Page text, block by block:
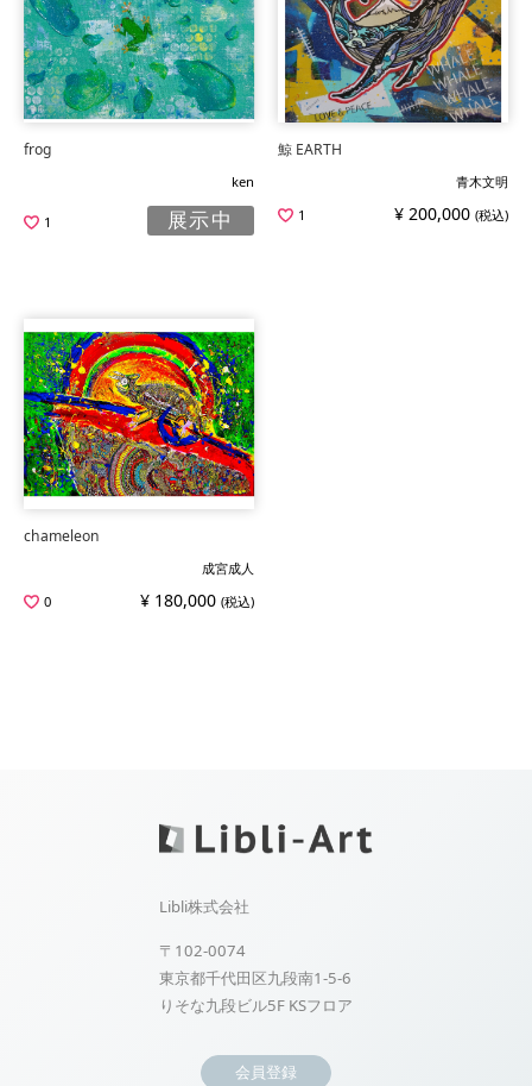
frog
ken
1 展示中
鯨 EARTH
青木文明
1
¥ 200,000 (税込)
chameleon
成宮成人
0
¥ 180,000 (税込)
Libli株式会社
〒102-0074
東京都千代田区九段南1-5-6
りそな九段ビル5F KSフロア
会員登録